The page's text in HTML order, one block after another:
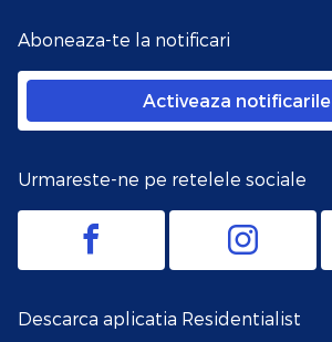
Aboneaza-te la notificari
Activeaza notificarile
Urmareste-ne pe retelele sociale
Descarca aplicatia Residentialist